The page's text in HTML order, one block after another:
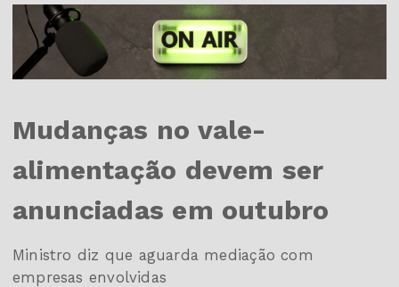
Mudanças no vale-
alimentação devem ser
anunciadas em outubro
Ministro diz que aguarda mediação com
empresas envolvidas